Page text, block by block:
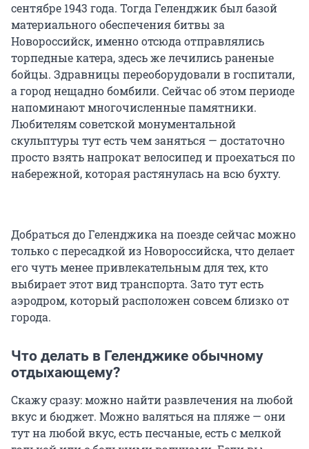
сентябре 1943 года. Тогда Геленджик был базой
материального обеспечения битвы за
Новороссийск, именно отсюда отправлялись
торпедные катера, здесь же лечились раненые
бойцы. Здравницы переоборудовали в госпитали,
а город нещадно бомбили. Сейчас об этом периоде
напоминают многочисленные памятники.
Любителям советской монументальной
скульптуры тут есть чем заняться — достаточно
просто взять напрокат велосипед и проехаться по
набережной, которая растянулась на всю бухту.
Добраться до Геленджика на поезде сейчас можно
только с пересадкой из Новороссийска, что делает
его чуть менее привлекательным для тех, кто
выбирает этот вид транспорта. Зато тут есть
аэродром, который расположен совсем близко от
города.
Что делать в Геленджике обычному
отдыхающему?
Скажу сразу: можно найти развлечения на любой
вкус и бюджет. Можно валяться на пляже — они
тут на любой вкус, есть песчаные, есть с мелкой